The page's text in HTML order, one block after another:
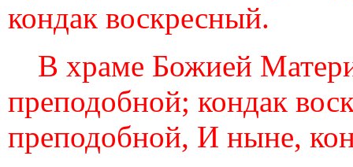
кондак воскресный.
В храме Божией
преподобной; кондак
преподобной, И ныне,